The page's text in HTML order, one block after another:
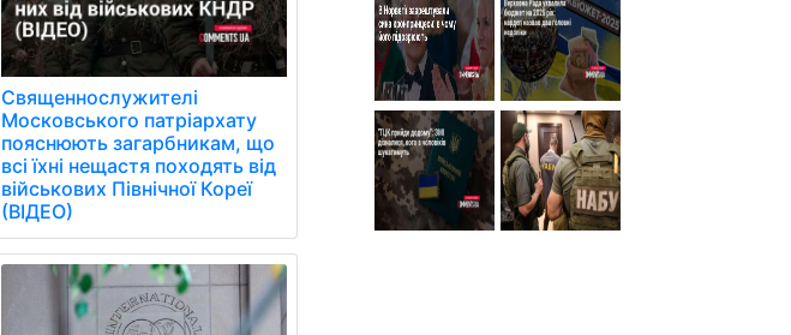
Священнослужителі
Московського патріархату
пояснюють загарбникам, що
всі їхні нещастя походять від
військових Північної Кореї
(ВІДЕО)